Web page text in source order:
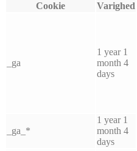
Cookie
Varighed
_ga
1 year 1
month 4
days
_ga_*
1 year 1
month 4
days